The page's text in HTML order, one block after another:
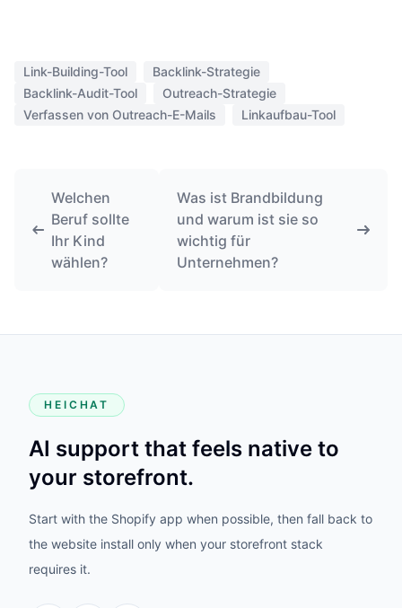
Link-Building-Tool
Backlink-Strategie
Backlink-Audit-Tool
Outreach-Strategie
Verfassen von Outreach-E-Mails
Linkaufbau-Tool
Welchen
Beruf sollte
Ihr Kind
wählen?
Was ist Brandbildung
und warum ist sie so
wichtig für
Unternehmen?
HEICHAT
AI support that feels native to
your storefront.
Start with the Shopify app when possible, then fall back to
the website install only when your storefront stack
requires it.